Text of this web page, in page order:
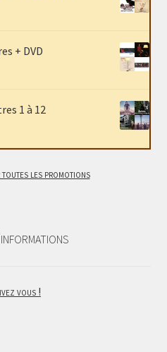
+ DVD
1 à 12
les promotions
vous !